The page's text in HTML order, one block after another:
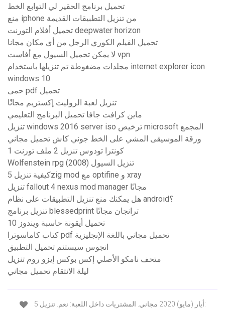
تحميل برنامج الحقير لي التوابع الخط
منع iphone من تنزيل التطبيقات القديمة
تحميل أفلام التورنت deepwater horizon
تحميل الفيلم الكوري الرجل من أي مكان مجانا
لا يمكن تحميل السيول مع أفاست vpn
مجلدات مضغوطة تم تنزيلها باستخدام internet explorer icon
windows 10
حمى pdf تحميل
تنزيل لعبة الروليت إكستريم مجانًا
ماين كرافت جافا تحميل البرنامج التعليمي
تنزيل windows 2016 server iso ترخيص microsoft المجمع
ورقة الموسيقى المشي على الخط جوني كاش تحميل مجاني
1 كونترا تودوس تنزيل 2 ملف تورنت
Wolfenstein rpg (2008) تنزيل السيول
كيفية تنزيل 5zig mod مع optifine و xray
تنزيل fallout 4 nexus mod manager مجانًا
هل يمكنك منع تنزيل التطبيقات على نظام android؟
تنزيل برنامج blessedprint ترانجان مجانًا
تحميل أيقونة حاسبة ويندوز 10
كتاب كاماسوترا pdf تحميل مجاني باللغة الإنجليزية
انجوس سيستنم تحميل التطبيق
متحف نامكو الأصلي إكس بوكس ​​إيزو روم تنزيل
ليلة الانتقام تحميل مجاني
5 أيار (مايو) 2020 مجاني. المشتريات داخل اللعبة: نعم. تنزيل: